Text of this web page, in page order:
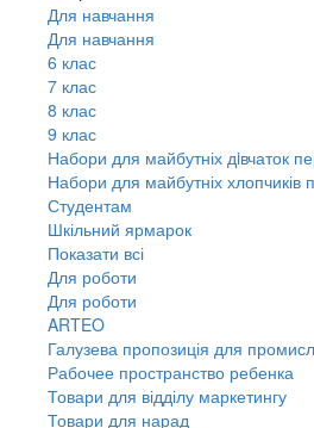
Для навчання
Для навчання
6 клас
7 клас
8 клас
9 клас
Набори для майбутніх дiвчаток
Набори для майбутніх хлопчиків
Студентам
Шкільний ярмарок
Показати всі
Для роботи
Для роботи
ARTEO
Галузева пропозиція для
Рабочее пространство ребенка
Товари для відділу маркетингу
Товари для нарад